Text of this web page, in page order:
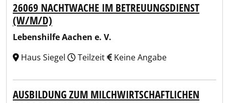
26069 NACHTWACHE IM BETREUUNGSDIENST
(W/M/D)
Lebenshilfe Aachen e. V.
Haus Siegel
Teilzeit Keine Angabe
AUSBILDUNG ZUM MILCHWIRTSCHAFTLICHEN